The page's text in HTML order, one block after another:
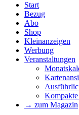
Start
Bezug
Abo
Shop
Kleinanzeigen
Werbung
Veranstaltungen
→ zum Magazin